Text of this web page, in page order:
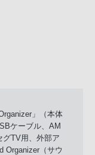
」（本体
ケーブル、AM
グTV用、外部ア
Organizer（サウ